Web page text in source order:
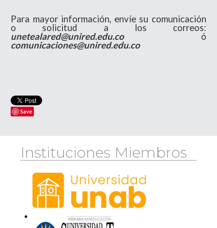
Para mayor información, envíe su comunicación
o solicitud a los correos:
unetealared@unired.edu.coó
comunicaciones@unired.edu.co
Save
Instituciones Miembros